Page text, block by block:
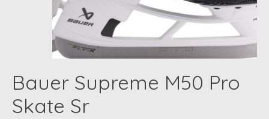
Bauer Supreme M50 Pro
Skate Sr